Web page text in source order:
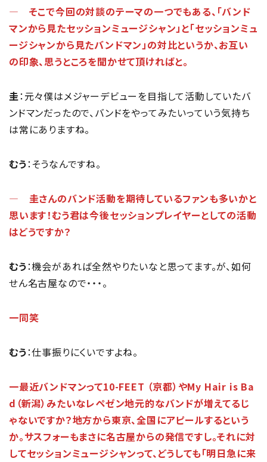
― そこで今回の対談のテーマの一つでもある、「バンド
マンから見たセッションミュージシャン」と「セッションミュ
ージシャンから見たバンドマン」の対比というか、お互い
の印象、思うところを聞かせて頂ければと。
圭：元々僕はメジャーデビューを目指して活動していたバ
ンドマンだったので、バンドをやってみたいっていう気持ち
は常にありますね。
むう：そうなんですね。
― 圭さんのバンド活動を期待しているファンも多いかと
思います！むう君は今後セッションプレイヤーとしての活動
はどうですか？
むう：機会があれば全然やりたいなと思ってます。が、如何
せん名古屋なので・・・。
一同笑
むう：仕事振りにくいですよね。
一最近バンドマンって10-FEET （京都）やMy Hair is Ba
d（新潟）みたいなレペゼン地元的なバンドが増えてるじ
ゃないですか？地方から東京、全国にアピールするという
か。サスフォーもまさに名古屋からの発信ですし。それに対
してセッションミュージシャンって、どうしても「明日急に来